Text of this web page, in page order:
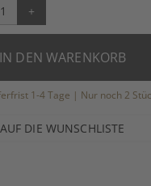
+
DEN WARENKORB
1-4 Tage | Nur noch 2
DIE WUNSCHLISTE